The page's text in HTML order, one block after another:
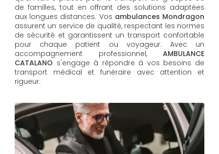
de familles, tout en offrant des solutions adaptées
aux longues distances. Vos ambulances Mondragon
assurent un service de qualité, respectant les normes
de sécurité et garantissent un transport confortable
pour chaque patient ou voyageur. Avec un
accompagnement professionnel, AMBULANCE
CATALANO s'engage à répondre à vos besoins de
transport médical et funéraire avec attention et
rigueur.